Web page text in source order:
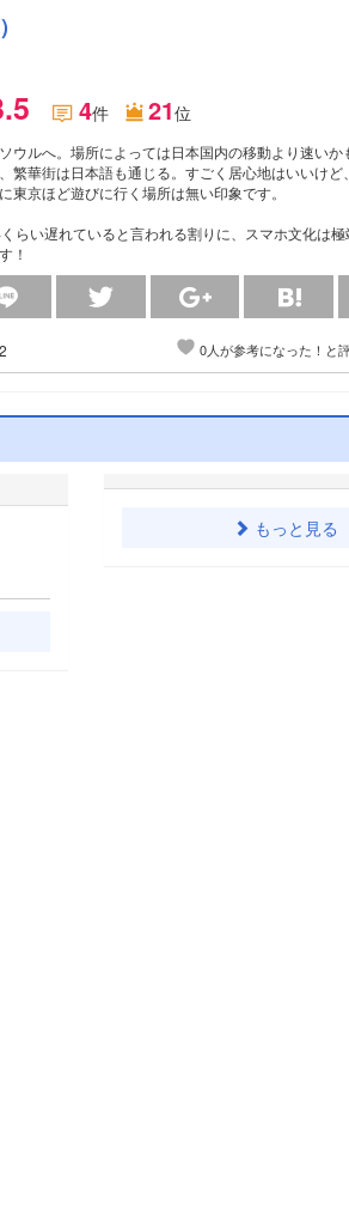
4件 21位
ウルへ。場所によっては日本国内の移動より速いか
繁華街は日本語も通じる。すごく居心地はいいけど
東京ほど遊びに行く場所は無い印象です。
らい遅れていると言われる割りに、スマホ文化は
！
0人が参考になった！と
もっと見る